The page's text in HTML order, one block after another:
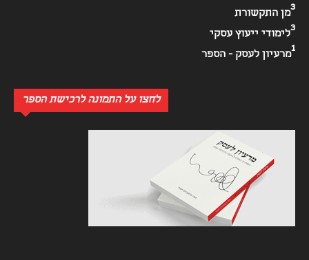
מן התקשורת
3
לימודי ייעוץ עסקי
3
מרעיון לעסק - הספר
1
לחצו על התמונה לרכישת הספר